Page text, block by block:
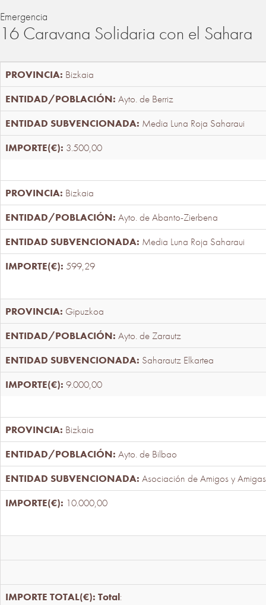
Emergencia
16 Caravana Solidaria con el Sahara
Bizkaia
Ayto. de Berriz
Media Luna Roja Saharaui
3.500,00
Bizkaia
Ayto. de Abanto-Zierbena
Media Luna Roja Saharaui
599,29
Gipuzkoa
Ayto. de Zarautz
Saharautz Elkartea
9.000,00
Bizkaia
Ayto. de Bilbao
Asociación de Amigos y
10.000,00
Total: